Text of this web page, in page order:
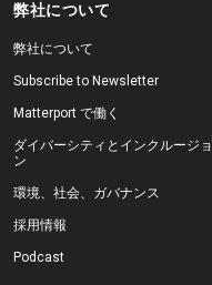
弊社について
弊社について
Subscribe to Newsletter
Matterport で働く
ダイバーシティとインクルージョ
ン
環境、社会、ガバナンス
採用情報
Podcast